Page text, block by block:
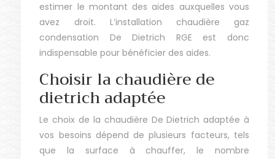
estimer le montant des aides auxquelles vous
avez droit. L’installation chaudière gaz
condensation De Dietrich RGE est donc
indispensable pour bénéficier des aides.
Choisir la chaudière de
dietrich adaptée
Le choix de la chaudière De Dietrich adaptée à
vos besoins dépend de plusieurs facteurs, tels
que la surface à chauffer, le nombre